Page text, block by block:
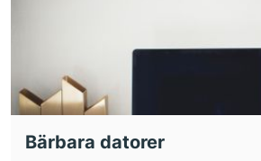
Bärbara datorer